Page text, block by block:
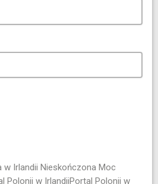
w Irlandii Nieskończona Moc
Polonii w IrlandiiPortal Polonii w